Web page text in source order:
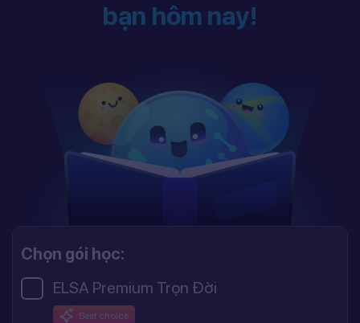
bạn hôm nay!
Chọn gói học:
ELSA Premium Trọn Đời
Best choice